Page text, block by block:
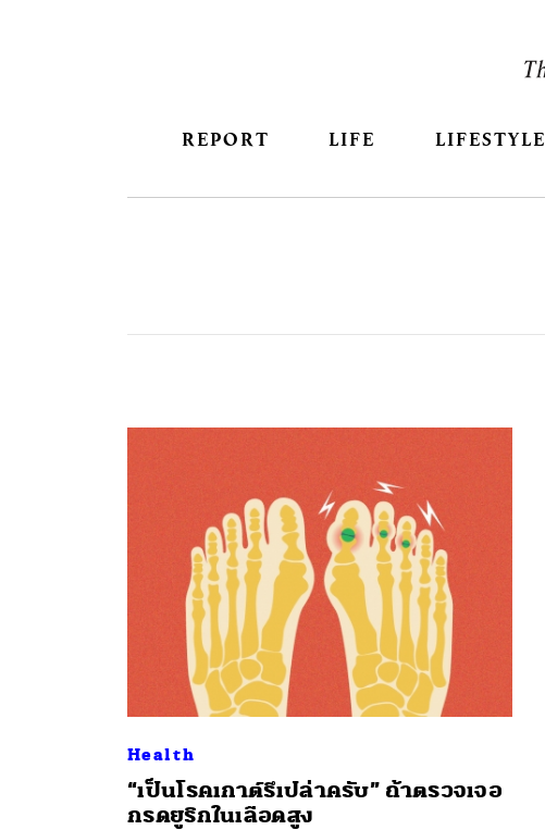
REPORT LIFE LIFESTYLE
Health
“เป็นโรคเกาต์รึเปล่าครับ” ถ้าตรวจเจอ
กรดยูริกในเลือดสูง
ค้นหา